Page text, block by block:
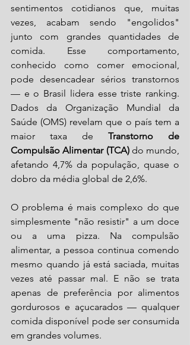
sentimentos cotidianos que, muitas
vezes, acabam sendo "engolidos"
junto com grandes quantidades de
comida. Esse comportamento,
conhecido como comer emocional,
pode desencadear sérios transtornos
— e o Brasil lidera esse triste ranking.
Dados da Organização Mundial da
Saúde (OMS) revelam que o país tem a
maior taxa de Transtorno de
Compulsão Alimentar (TCA) do mundo,
afetando 4,7% da população, quase o
dobro da média global de 2,6%.
O problema é mais complexo do que
simplesmente "não resistir" a um doce
ou a uma pizza. Na compulsão
alimentar, a pessoa continua comendo
mesmo quando já está saciada, muitas
vezes até passar mal. E não se trata
apenas de preferência por alimentos
gordurosos e açucarados — qualquer
comida disponível pode ser consumida
em grandes volumes.